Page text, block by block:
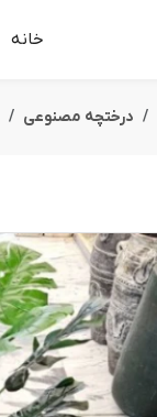
خانه
درختچه مصنوعی